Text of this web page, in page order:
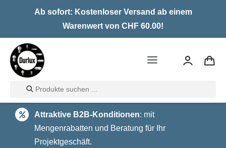
Ab sofort: Kostenloser Versand ab einem
Warenwert von CHF 60.00!
Toggle
Home
LED
Halogen
Products
search
Attraktive B2B-Konditionen: mit
Mengenrabatten und Beratung für Ihr
Projektgeschäft.